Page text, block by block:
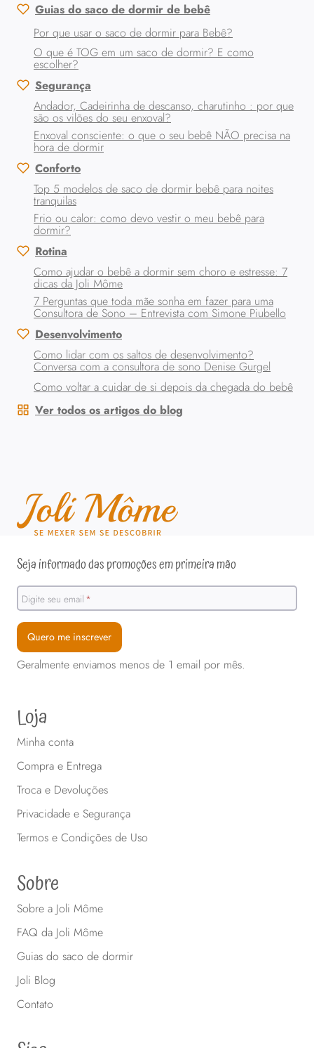
Guias do saco de dormir de bebê
Por que usar o saco de dormir para Bebê?
O que é TOG em um saco de dormir? E como
escolher?
Segurança
Andador, Cadeirinha de descanso, charutinho : por que
são os vilões do seu enxoval?
Enxoval consciente: o que o seu bebê NÃO precisa na
hora de dormir
Conforto
Top 5 modelos de saco de dormir bebê para noites
tranquilas
Frio ou calor: como devo vestir o meu bebê para
dormir?
Rotina
Como ajudar o bebê a dormir sem choro e estresse: 7
dicas da Joli Môme
7 Perguntas que toda mãe sonha em fazer para uma
Consultora de Sono – Entrevista com Simone Piubello
Desenvolvimento
Como lidar com os saltos de desenvolvimento?
Conversa com a consultora de sono Denise Gurgel
Como voltar a cuidar de si depois da chegada do bebê
Ver todos os artigos do blog
Seja informado das promoções em primeira mão
Digite seu email *
Quero me inscrever
Geralmente enviamos menos de 1 email por mês.
Loja
Minha conta
Compra e Entrega
Troca e Devoluções
Privacidade e Segurança
Termos e Condições de Uso
Sobre
Sobre a Joli Môme
FAQ da Joli Môme
Guias do saco de dormir
Joli Blog
Contato